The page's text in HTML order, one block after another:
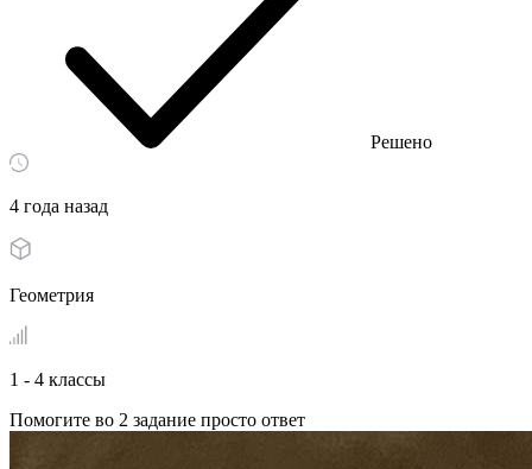
Решено
4 года назад
Геометрия
1 - 4 классы
Помогите во 2 задание просто ответ